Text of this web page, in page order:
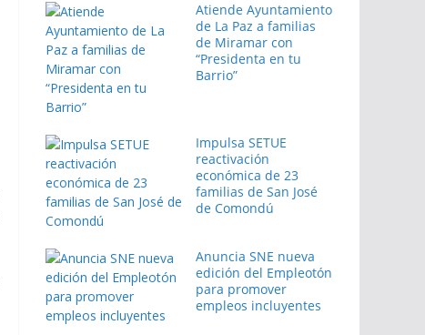
Atiende Ayuntamiento
de La Paz a familias
de Miramar con
“Presidenta en tu
Barrio”
Impulsa SETUE
reactivación
económica de 23
familias de San José
de Comondú
Anuncia SNE nueva
edición del Empleotón
para promover
empleos incluyentes